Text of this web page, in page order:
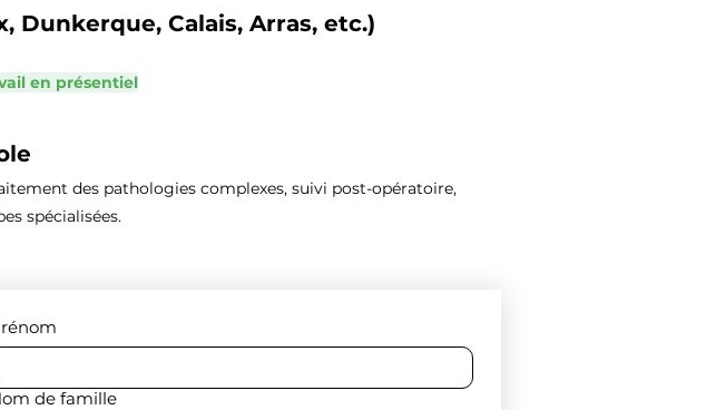
Dunkerque, Calais, Arras, etc.)
en présentiel
des pathologies complexes, suivi post-opératoire,
spécialisées.
de famille